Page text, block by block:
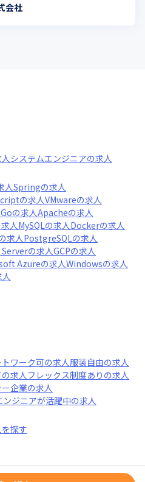
会社
システムエンジニアの求人
人Springの求人
の求人VMwareの求人
Goの求人Apacheの求人
人MySQLの求人Dockerの求人
求人PostgreSQLの求人
Serverの求人GCPの求人
Azureの求人Windowsの求人
人
トワーク可の求人服装自由の求人
の求人フレックス制度あり の求人
企業の求人
ンジニアが活躍中の求人
探す